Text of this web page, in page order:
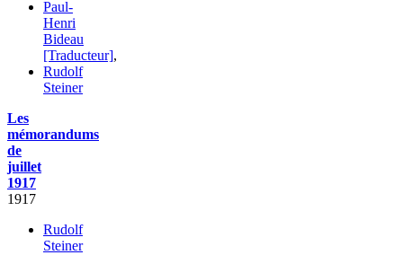
Paul-
Henri
Bideau
[Traducteur],
Rudolf
Steiner
Les
mémorandums
de
juillet
1917
1917
Rudolf
Steiner